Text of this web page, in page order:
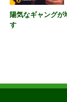
陽気なギャングが
す